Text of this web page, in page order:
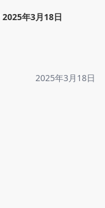
2025年3月18日
2025年3月18日